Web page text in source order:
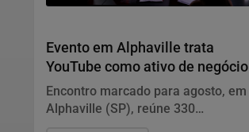
Evento em Alphaville trata
YouTube como ativo de negócio
Encontro marcado para agosto, em
Alphaville (SP), reúne 330